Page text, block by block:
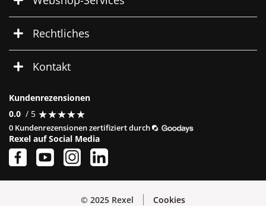
Rechtliches
Kontakt
Kundenrezensionen
0.0 / 5 ★★★★★
★★★★★
0 Kundenrezensionen zertifiziert durch
Rexel auf Social Media
© 2025 Rexel Cookies